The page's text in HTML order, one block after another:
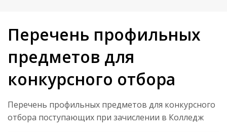
Перечень профильных
предметов для
конкурсного отбора
Перечень профильных предметов для конкурсного
отбора поступающих при зачислении в Колледж